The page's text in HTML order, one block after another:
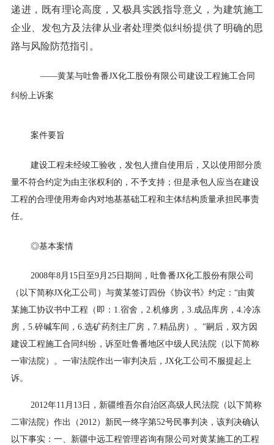
递进，既有理论高度，又极具实践指导意义，为建筑施工
企业、发包方及法律从业者处理类似纠纷提供了明确的思
路与风险防范指引。
——黄某与吐鲁番JX化工股份有限公司建设工程施工合同
纠纷上诉案
案件要旨
建设工程未经竣工验收，发包人擅自使用后，又以使用部分质
量不符合约定为由主张权利的，不予支持；但是承包人应当在建设
工程的合理使用寿命内对地基基础工程和主体结构质量承担民事责
任。
◎基本案情
2008年8月15日至9月25日期间，吐鲁番JX化工股份有限公司
（以下简称JX化工公司）与黄某签订四份《协议书》约定：“由黄
某施工协议书中工程（即：1.宿舍，2.机修房，3.成品库房，4.冷冻
房，5.碎碱车间，6.选矿药剂主厂房，7.精品房）。”嗣后，双方因
建设工程施工合同纠纷，诉至吐鲁番地区中级人民法院（以下简称
一审法院）。一审法院作出一审判决后，JX化工公司不服提起上
诉。
2012年11月13日，新疆维吾尔自治区高级人民法院（以下简称
二审法院）作出（2012）新民一终字第52号民事判决，该判决确认
以下事实：一、新疆中远工程管理咨询有限公司对黄某施工的工程